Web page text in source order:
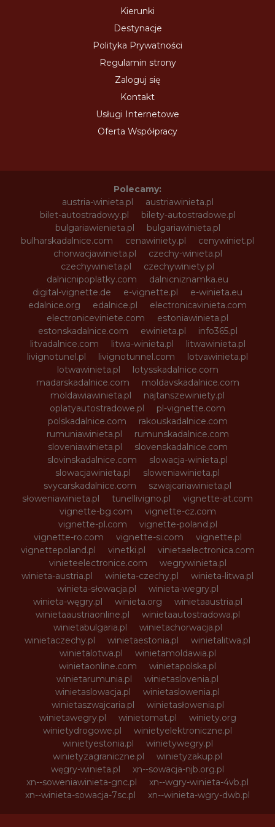
Kierunki
Destynacje
Polityka Prywatności
Regulamin strony
Zaloguj się
Kontakt
Usługi Internetowe
Oferta Współpracy
Polecamy:
austria-winieta.pl
austriawinieta.pl
bilet-autostradowy.pl
bilety-autostradowe.pl
bulgariawienieta.pl
bulgariawinieta.pl
bulharskadalnice.com
cenawiniety.pl
cenywiniet.pl
chorwacjawinieta.pl
czechy-winieta.pl
czechywinieta.pl
czechywiniety.pl
dalnicnipoplatky.com
dalnicniznamka.eu
digital-vignette.de
e-vignette.pl
e-winieta.eu
edalnice.org
edalnice.pl
electronicavinieta.com
electroniceviniete.com
estoniawinieta.pl
estonskadalnice.com
ewinieta.pl
info365.pl
litvadalnice.com
litwa-winieta.pl
litwawinieta.pl
livignotunel.pl
livignotunnel.com
lotvawinieta.pl
lotwawinieta.pl
lotysskadalnice.com
madarskadalnice.com
moldavskadalnice.com
moldawiawinieta.pl
najtanszewiniety.pl
oplatyautostradowe.pl
pl-vignette.com
polskadalnice.com
rakouskadalnice.com
rumuniawinieta.pl
rumunskadalnice.com
sloveniawinieta.pl
slovenskadalnice.com
slovinskadalnice.com
slowacja-winieta.pl
slowacjawinieta.pl
sloweniawinieta.pl
svycarskadalnice.com
szwajcariawinieta.pl
słoweniawinieta.pl
tunellivigno.pl
vignette-at.com
vignette-bg.com
vignette-cz.com
vignette-pl.com
vignette-poland.pl
vignette-ro.com
vignette-si.com
vignette.pl
vignettepoland.pl
vinetki.pl
vinietaelectronica.com
vinieteelectronice.com
wegrywinieta.pl
winieta-austria.pl
winieta-czechy.pl
winieta-litwa.pl
winieta-słowacja.pl
winieta-wegry.pl
winieta-węgry.pl
winieta.org
winietaaustria.pl
winietaaustriaonline.pl
winietaautostradowa.pl
winietabulgaria.pl
winietachorwacja.pl
winietaczechy.pl
winietaestonia.pl
winietalitwa.pl
winietalotwa.pl
winietamoldawia.pl
winietaonline.com
winietapolska.pl
winietarumunia.pl
winietaslovenia.pl
winietaslowacja.pl
winietaslowenia.pl
winietaszwajcaria.pl
winietasłowenia.pl
winietawegry.pl
winietomat.pl
winiety.org
winietydrogowe.pl
winietyelektroniczne.pl
winietyestonia.pl
winietywegry.pl
winietyzagraniczne.pl
winietyzakup.pl
węgry-winieta.pl
xn--sowacja-njb.org.pl
xn--soweniawinieta-gnc.pl
xn--wgry-winieta-4vb.pl
xn--winieta-sowacja-7sc.pl
xn--winieta-wgry-dwb.pl